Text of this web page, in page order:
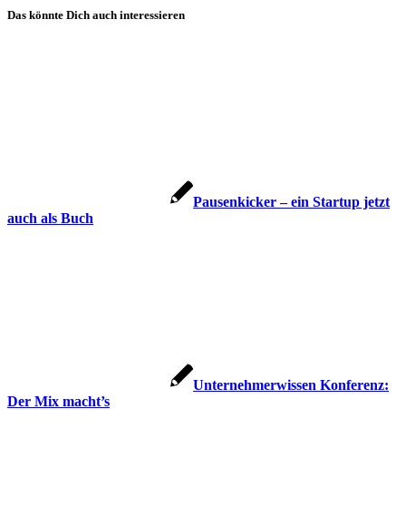
Das könnte Dich auch interessieren
Pausenkicker – ein Startup jetzt
auch als Buch
Unternehmerwissen Konferenz:
Der Mix macht’s